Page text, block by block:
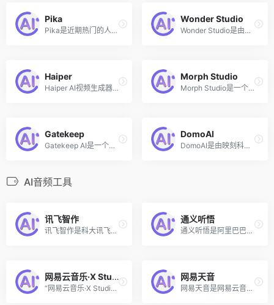
Pika
Pika是近期热门的人工智能初创公司Pika Labs推出的AI视频生成和编辑工具，该工具可以将任何创意转化为视频，用户只需输入文字或图像，即可快速生成3D动画、动漫、卡通、电影等风格的视频。
Wonder Studio
Wonder Studio是由初创公司Wonder Dynamics推出的一款AI工具，无需复杂的 3D 软件，无需昂贵的制作硬件，便可以自动为 CG 角色制作动画、打光并将其合成到真人场景中。
Haiper
Haiper AI视频生成器是一款旨在简化视频创作流程的智能工具，由原Google DeepMind和Tiktok的华人工程师/科学家成立，支持文生视频、图生视频和视频重绘等功能。Haiper AI 的目标是打造一个感知基础模型，为内容创作者的未来提供坚实的基础，帮助他们将创意想法快速转化为现实，让视频制作变得更加便捷和高效。
Morph Studio
Morph Studio是一个高质量的文本到视频生成的工具，作为市面上首个开放给公众自由测试的文本到视频生成工具，不仅支持1080P高清画质，还能制作出长达7秒的精彩视频片段。借助Morph Studio，文字与视觉艺术的结合变得更加简单，创意视频的表达不再受限，故事以更生动的方式展现给世界。
Gatekeep
Gatekeep AI是一个文本转视频的智能教学工具，专注于将复杂的数学和物理问题转化为直观的教学视频。用户输入相关文本描述，Gatekeep便能自动生成包含图表、图示和动画的约2分钟视频，通过生动的讲解和视觉展示，帮助学习者更好地理解和掌握知识点，以提升学习效率和教学质量。
DomoAI
DomoAI是由映刻科技推出的一款将照片和视频动漫化的AI工具，国际版名为DomoAI，国内版为滴墨AI（大画家Domo）。该工具可以将用户上传的图片和视频转绘为二次元风格的动漫，此外还支持文生图、图生图、动漫图真人化等功能。
AI音频工具
讯飞智作
讯飞智作是科大讯飞推出的一站式智能配音服务平台，提供AI文字转语音、语音合成、智能配音、AI虚拟主播等工具，赋能内容生产者高效创作，让音视频创作更快、更省、更独特。
通义听悟
通义听悟是阿里巴巴推出的智能AI会议转录和总结工具，支持实时双语翻译字幕，一键高亮要点，智能提炼总结，高效记录、整理和共享音视频内容。多种字幕形态随心切换，自动区分发言人，总结关键词、议程、摘要、待办事项和问题。支持一键导出和公开分享。
网易云音乐·X Studio
“网易云音乐·X Studio”是由网易云音乐与小冰公司最新联合推出的AI歌手音乐创作软件，面向广大音乐人和音乐爱好者免费使用。该软件可帮助音乐人轻松创作高质量的AI新世代音乐作品，是全球主流音乐平台与人工智能公司联手打造的首个同类产品。
网易天音
网易天音是网易云音乐推出的一站式AI音乐创作工具，无需乐理知识，一键上手。音乐爱好者或者歌手只需输入灵感，AI便可以辅助完成词、曲、编、唱，生成AI初稿后，支持词曲协同调整。